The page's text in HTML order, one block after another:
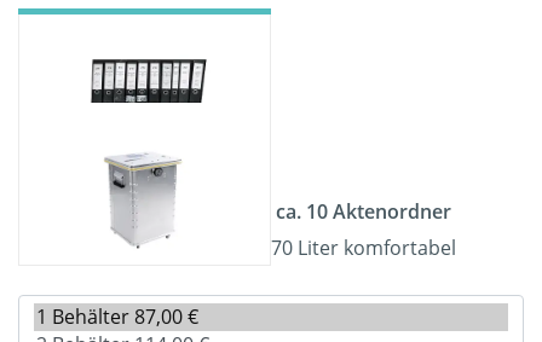
ca. 10 Aktenordner
70 Liter komfortabel